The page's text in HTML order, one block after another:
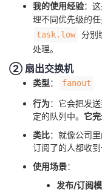
证
实
的
术
持
云
建
我的使用经验：
理不同优先级的
task.low
分别
处理。
② 扇出交换机
类型： fanout
行为：它会把发
定的队列中。 它
类比：就像公司
订阅了的人都收到
使用场景：
发布/订阅